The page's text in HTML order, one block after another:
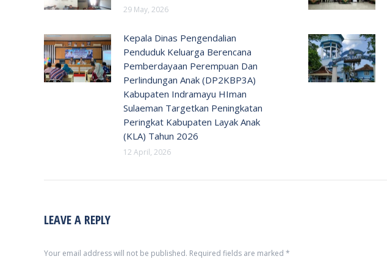
29 May, 2026
Kepala Dinas Pengendalian
Penduduk Keluarga Berencana
Pemberdayaan Perempuan Dan
Perlindungan Anak (DP2KBP3A)
Kabupaten Indramayu HIman
Sulaeman Targetkan Peningkatan
Peringkat Kabupaten Layak Anak
(KLA) Tahun 2026
12 April, 2026
LEAVE A REPLY
Your email address will not be published. Required fields are marked *